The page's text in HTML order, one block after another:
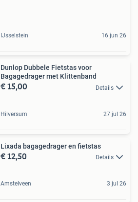
IJsselstein 16 jun 26
Dunlop Dubbele Fietstas voor
Bagagedrager met Klittenband
€ 15,00 Details
Hilversum 27 jul 26
Lixada bagagedrager en fietstas
€ 12,50 Details
Amstelveen 3 jul 26